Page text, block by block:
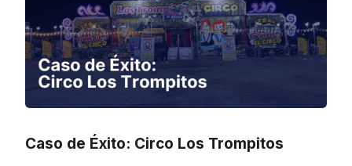
Caso de Éxito: Circo Los Trompitos